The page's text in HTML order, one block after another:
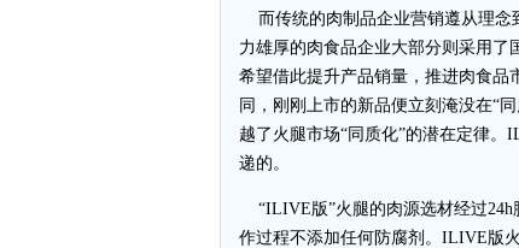
而传统的肉制品企业营销遵从理念
力雄厚的肉食品企业大部分则采用了
希望借此提升产品销量，推进肉食品
同，刚刚上市的新品便立刻淹没在“
越了火腿市场“同质化”的潜在定律。
递的。
“ILIVE版”火腿的肉源选材经过24h
作过程不添加任何防腐剂。ILIVE版